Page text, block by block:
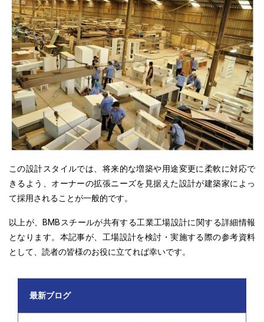
この設計スタイルでは、将来的な増築や用途変更に柔軟に対応で
きるよう、オーナーの拡張ニーズを見据えた設計が建築家によっ
て採用されることが一般的です。
以上が、BMBスチールが共有する工業工場設計に関する詳細情報
となります。 本記事が、工場設計を検討・実施する際の参考資料
として、読者の皆様のお役に立てれば幸いです。
最新ブログ